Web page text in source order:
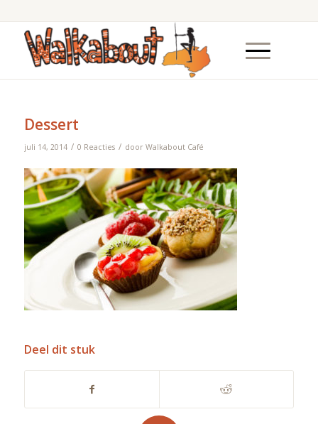
Dessert
juli 14, 2014 / 0 Reacties / door Walkabout Café
Deel dit stuk